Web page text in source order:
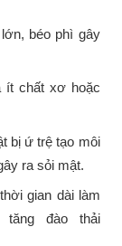
béo phì gây
ít chất xơ hoặc
bị ứ trệ tạo môi
ra sỏi mật.
gian dài làm
tăng đào thải